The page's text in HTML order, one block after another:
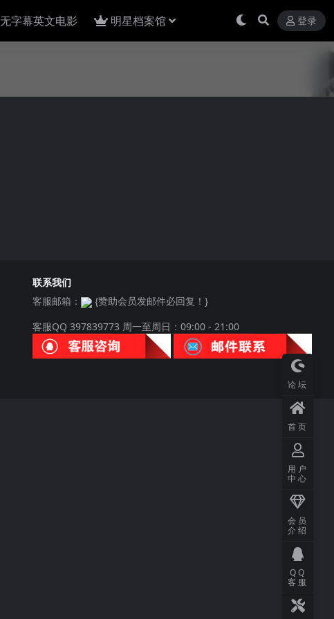
无字幕英文电影 明星档案馆 登录
联系我们
客服邮箱：
{赞助会员发邮件必回复！}
客服QQ 397839773 周一至周日：09:00 - 21:00
论坛
首页
用户
中心
会员
介绍
QQ
客服